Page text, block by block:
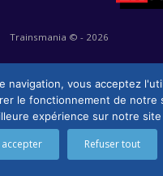
Trainsmania © - 2026
navigation, vous acceptez
le fonctionnement de notre
expérience sur notre
Refuser tout